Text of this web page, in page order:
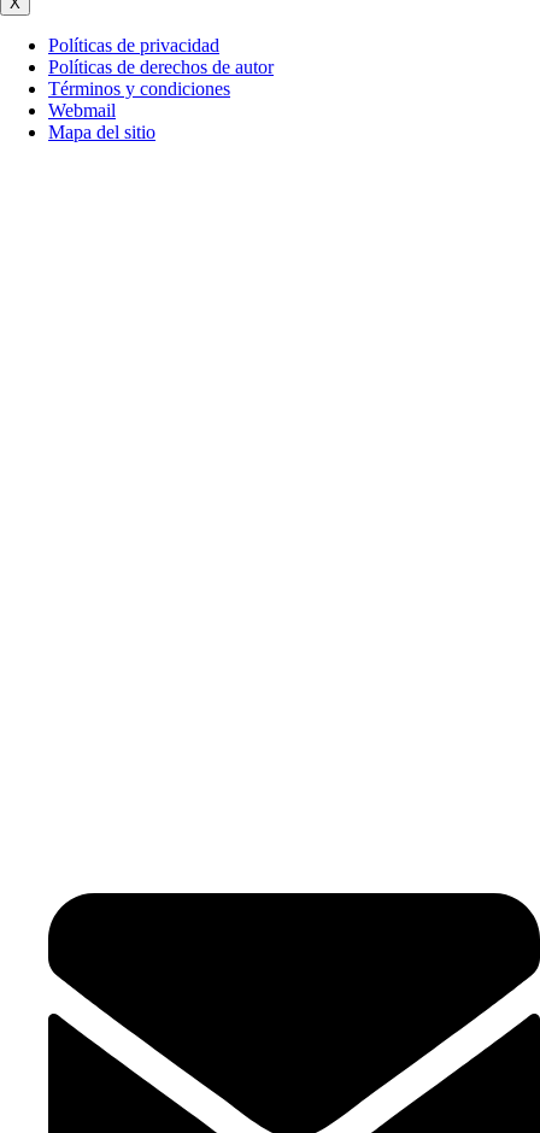
Políticas de privacidad
Políticas de derechos de autor
Términos y condiciones
Webmail
Mapa del sitio